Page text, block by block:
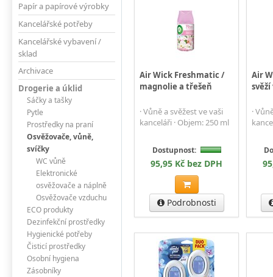
Papír a papírové výrobky
Kancelářské potřeby
Kancelářské vybavení /
sklad
Archivace
Drogerie a úklid
Sáčky a tašky
Pytle
Prostředky na praní
Osvěžovače, vůně,
svíčky
WC vůně
Elektronické
osvěžovače a náplně
Osvěžovače vzduchu
ECO produkty
Dezinfekční prostředky
Hygienické potřeby
Čisticí prostředky
Osobní hygiena
Zásobníky
Air Wick Freshmatic /
magnolie a třešeň
· Vůně a svěžest ve vaši
kanceláři · Objem: 250 ml
Dostupnost:
95,95 Kč bez DPH
Podrobnosti
Air
·